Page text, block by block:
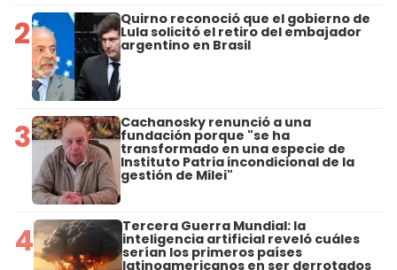
2 Quirno reconoció que el gobierno de
Lula solicitó el retiro del embajador
argentino en Brasil
3 Cachanosky renunció a una
fundación porque "se ha
transformado en una especie de
Instituto Patria incondicional de la
gestión de Milei"
4 Tercera Guerra Mundial: la
inteligencia artificial reveló cuáles
serían los primeros países
latinoamericanos en ser derrotados